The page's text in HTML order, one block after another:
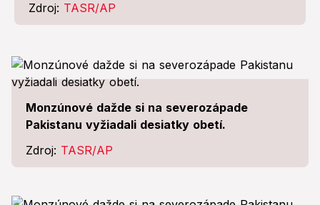
Zdroj: TASR/AP
Monzúnové dažde si na severozápade
Pakistanu vyžiadali desiatky obetí.
Zdroj: TASR/AP